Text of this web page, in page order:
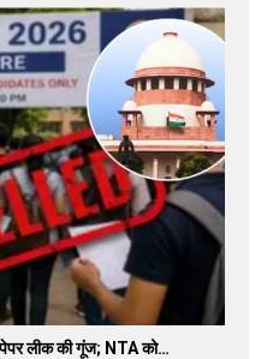
लीक की गूंज; NTA को…